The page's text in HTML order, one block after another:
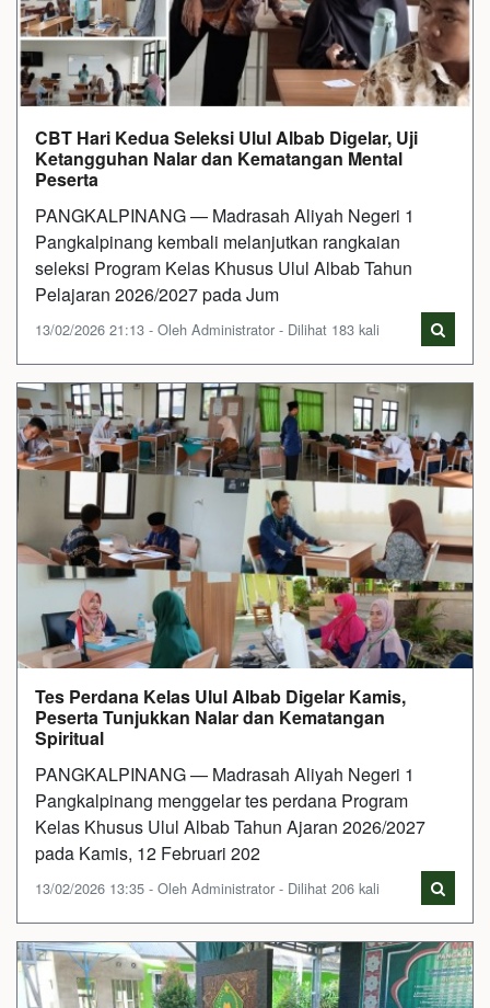
CBT Hari Kedua Seleksi Ulul Albab Digelar, Uji
Ketangguhan Nalar dan Kematangan Mental
Peserta
PANGKALPINANG — Madrasah Aliyah Negeri 1
Pangkalpinang kembali melanjutkan rangkaian
seleksi Program Kelas Khusus Ulul Albab Tahun
Pelajaran 2026/2027 pada Jum
13/02/2026 21:13 - Oleh Administrator - Dilihat 183 kali
Tes Perdana Kelas Ulul Albab Digelar Kamis,
Peserta Tunjukkan Nalar dan Kematangan
Spiritual
PANGKALPINANG — Madrasah Aliyah Negeri 1
Pangkalpinang menggelar tes perdana Program
Kelas Khusus Ulul Albab Tahun Ajaran 2026/2027
pada Kamis, 12 Februari 202
13/02/2026 13:35 - Oleh Administrator - Dilihat 206 kali